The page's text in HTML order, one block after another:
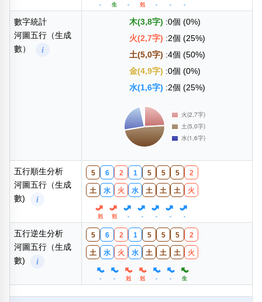
- 生 - 剋 - - -
數字統計
河圖五行（生成
數）
i
木(3,8字) :0個 (0%)
火(2,7字) :2個 (25%)
土(5,0字) :4個 (50%)
金(4,9字) :0個 (0%)
水(1,6字) :2個 (25%)
五行順生分析
河圖五行（生成
數)
i
5 6 2 1 5 5 5 2
土 水 火 水 土 土 土 火
剋 剋 - - - - -
五行逆生分析
河圖五行（生成
數)
i
5 6 2 1 5 5 5 2
土 水 火 水 土 土 土 火
- - 剋 剋 - - 生